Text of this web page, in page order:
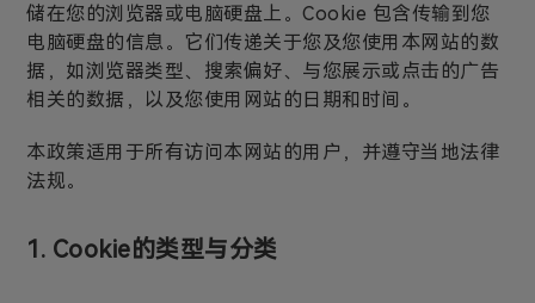
储在您的浏览器或电脑硬盘上。Cookie 包含传输到您
电脑硬盘的信息。它们传递关于您及您使用本网站的数
据，如浏览器类型、搜索偏好、与您展示或点击的广告
相关的数据，以及您使用网站的日期和时间。
本政策适用于所有访问本网站的用户，并遵守当地法律
法规。
1. Cookie的类型与分类